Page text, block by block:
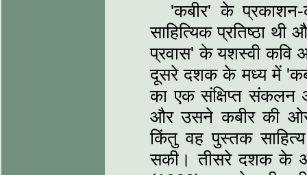
'कबीर' के
साहित्यिक प्रतिष्‍ठा
प्रवास' के यशस्‍वी कवि
दूसरे दशक के मध्‍य में
का एक संक्षिप्‍त संकलन
और उसने कबीर की ओर
किंतु वह पुस्‍तक
सकी। तीसरे दशक के